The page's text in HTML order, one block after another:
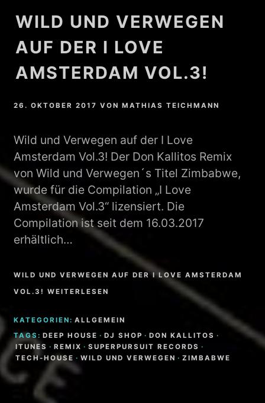
WILD UND VERWEGEN
AUF DER I LOVE
AMSTERDAM VOL.3!
26. OKTOBER 2017 VONMATHIAS TEICHMANN
Wild und Verwegen auf der I Love
Amsterdam Vol.3! Der Don Kallitos Remix
von Wild und Verwegen´s Titel Zimbabwe,
wurde für die Compilation „I Love
Amsterdam Vol.3“ lizensiert. Die
Compilation ist seit dem 16.03.2017
erhältlich…
WILD UND VERWEGEN AUF DER I LOVE AMSTERDAM
VOL.3! WEITERLESEN
KATEGORIEN: ALLGEMEIN
TAGS: DEEP HOUSE · DJ SHOP · DON KALLITOS ·
ITUNES · REMIX · SUPERPURSUIT RECORDS ·
TECH-HOUSE · WILD UND VERWEGEN · ZIMBABWE